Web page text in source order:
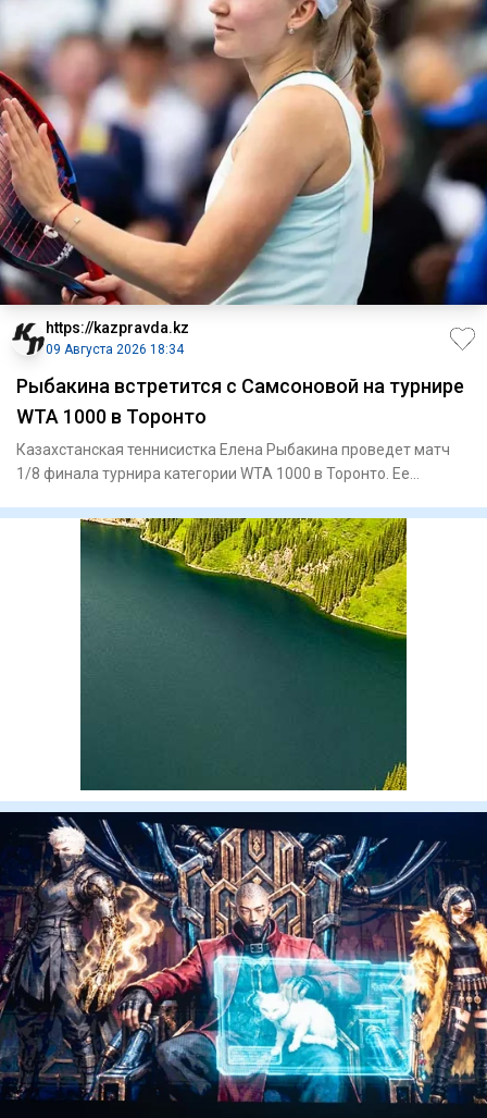
https://kazpravda.kz
09 Августа 2026 18:34
Рыбакина встретится с Самсоновой на турнире
WTA 1000 в Торонто
Казахстанская теннисистка Елена Рыбакина проведет матч
1/8 финала турнира категории WTA 1000 в Торонто. Ее